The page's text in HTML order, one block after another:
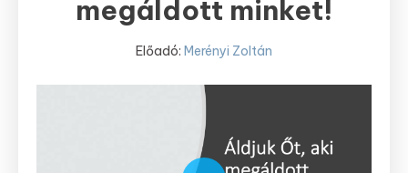
megáldott minket!
Előadó: Merényi Zoltán